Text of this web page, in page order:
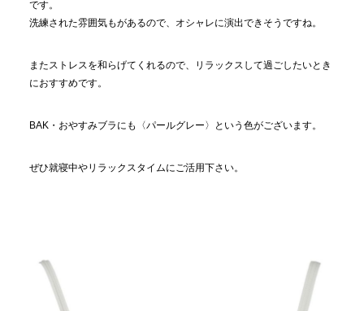
です。
洗練された雰囲気もがあるので、オシャレに演出できそうですね。
またストレスを和らげてくれるので、リラックスして過ごしたいとき
におすすめです。
BAK・おやすみブラにも〈パールグレー〉という色がございます。
ぜひ就寝中やリラックスタイムにご活用下さい。